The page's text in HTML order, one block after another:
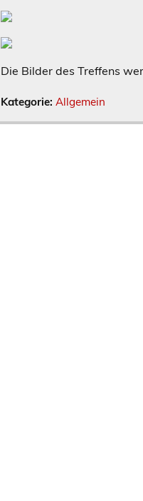
Die Bilder des Treffens
Kategorie: Allgemein